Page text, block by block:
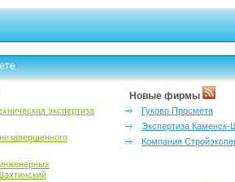
экспертиза
Новые фирмы
Гуково Просмета
Экспертиза Каменск-
Компания